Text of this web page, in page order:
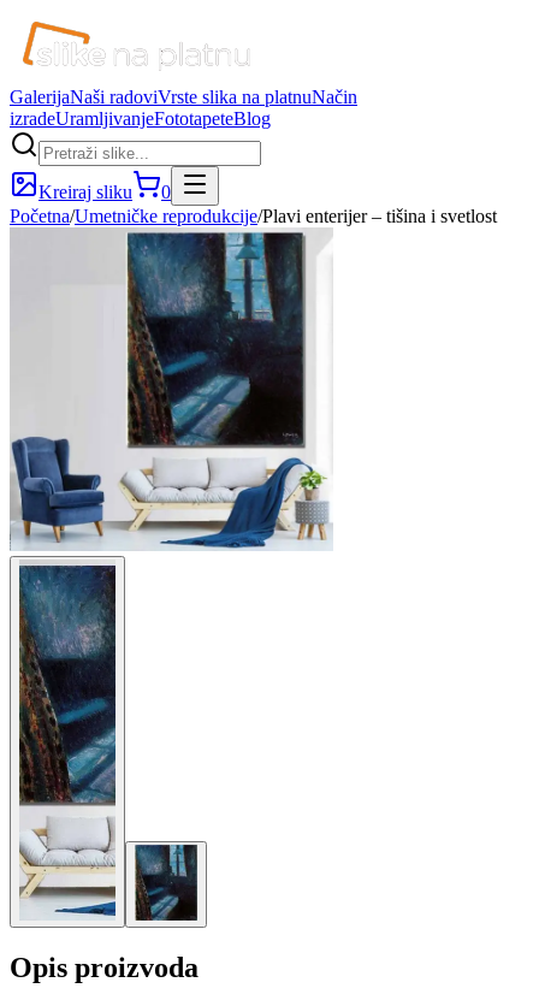
GalerijaNaši radoviVrste slika na platnuNačin
izradeUramljivanjeFototapeteBlog
Kreiraj sliku
0
Početna/Umetničke reprodukcije/Plavi enterijer – tišina i svetlost
Opis proizvoda